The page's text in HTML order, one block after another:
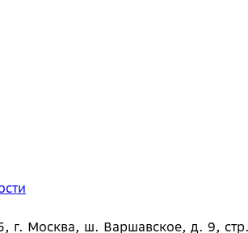
Москва, ш. Варшавское, д. 9,